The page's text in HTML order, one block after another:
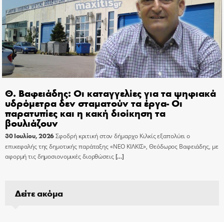
Θ. Βαφειάδης: Οι καταγγελίες για τα ψηφιακά
υδρόμετρα δεν σταματούν τα έργα- Οι
παρατυπίες και η κακή διοίκηση τα
βουλιάζουν
30 Ιουλίου, 2026Σφοδρή κριτική στον δήμαρχο Κιλκίς εξαπολύει ο
επικεφαλής της δημοτικής παράταξης «ΝΕΟ ΚΙΛΚΙΣ», Θεόδωρος Βαφειάδης, με
αφορμή τις δημοσιονομικές διορθώσεις[…]
Δείτε ακόμα